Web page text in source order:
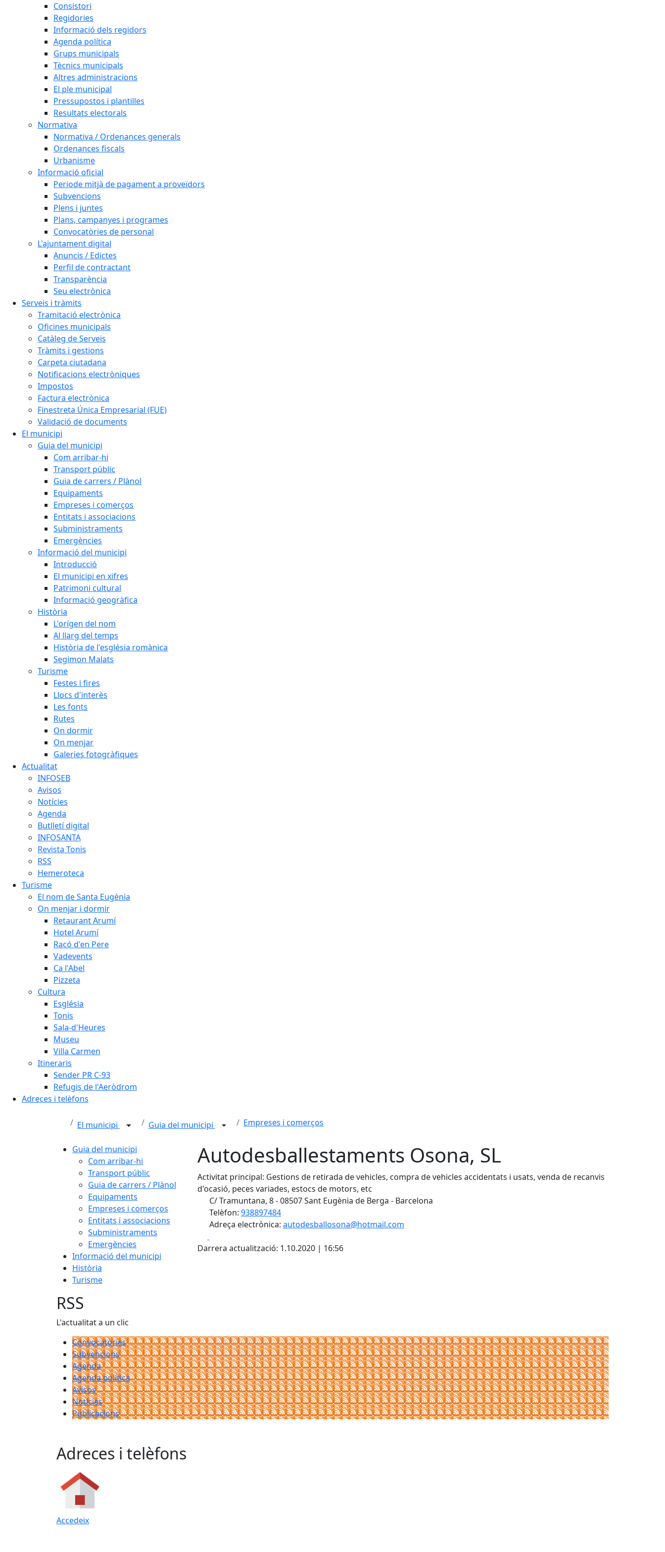
Consistori
Regidories
Informació dels regidors
Agenda política
Grups municipals
Tècnics municipals
Altres administracions
El ple municipal
Pressupostos i plantilles
Resultats electorals
Normativa
Normativa / Ordenances generals
Ordenances fiscals
Urbanisme
Informació oficial
Periode mitjà de pagament a proveïdors
Subvencions
Plens i juntes
Plans, campanyes i programes
Convocatòries de personal
L'ajuntament digital
Anuncis / Edictes
Perfil de contractant
Transparència
Seu electrònica
Serveis i tràmits
Tramitació electrònica
Oficines municipals
Catàleg de Serveis
Tràmits i gestions
Carpeta ciutadana
Notificacions electròniques
Impostos
Factura electrònica
Finestreta Única Empresarial (FUE)
Validació de documents
El municipi
Guia del municipi
Com arribar-hi
Transport públic
Guia de carrers / Plànol
Equipaments
Empreses i comerços
Entitats i associacions
Subministraments
Emergències
Informació del municipi
Introducció
El municipi en xifres
Patrimoni cultural
Informació geogràfica
Història
L'orígen del nom
Al llarg del temps
Història de l'església romànica
Segimon Malats
Turisme
Festes i fires
Llocs d'interès
Les fonts
Rutes
On dormir
On menjar
Galeries fotogràfiques
Actualitat
INFOSEB
Avisos
Notícies
Agenda
Butlletí digital
INFOSANTA
Revista Tonis
RSS
Hemeroteca
Turisme
El nom de Santa Eugènia
On menjar i dormir
Retaurant Arumí
Hotel Arumí
Racó d'en Pere
Vadevents
Ca l'Abel
Pizzeta
Cultura
Església
Tonis
Sala-d'Heures
Museu
Villa Carmen
Itineraris
Sender PR C-93
Refugis de l'Aeròdrom
Adreces i telèfons
El municipi Guia del municipi Empreses i comerços
Guia del municipi
Com arribar-hi
Transport públic
Guia de carrers / Plànol
Equipaments
Empreses i comerços
Entitats i associacions
Subministraments
Emergències
Informació del municipi
Història
Turisme
Autodesballestaments Osona, SL
Activitat principal: Gestions de retirada de vehicles, compra de vehicles accidentats i usats, venda de recanvis
d'ocasió, peces variades, estocs de motors, etc
C/ Tramuntana, 8 - 08507 Sant Eugènia de Berga - Barcelona
Telèfon: 938897484
Adreça electrònica: autodesballosona@hotmail.com
Darrera actualització: 1.10.2020 | 16:56
RSS
L'actualitat a un clic
Convocatòries
Subvencions
Agenda
Agenda política
Avisos
Notícies
Publicacions
Adreces i telèfons
Accedeix